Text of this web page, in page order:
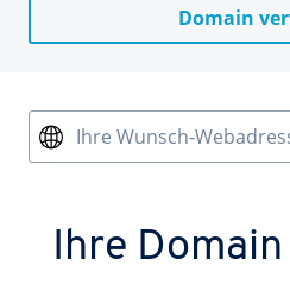
Domain
Ihre Wunsch-
Ihre